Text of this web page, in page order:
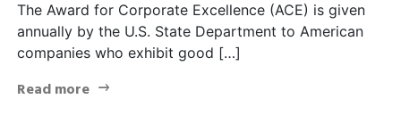
The Award for Corporate Excellence (ACE) is given
annually by the U.S. State Department to American
companies who exhibit good […]
Read more